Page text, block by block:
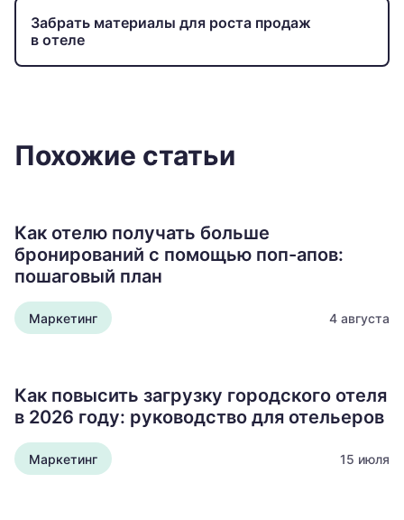
Забрать материалы для роста продаж
в отеле
Похожие статьи
Как отелю получать больше
бронирований с помощью поп-апов:
пошаговый план
Маркетинг 4 августа
Как повысить загрузку городского отеля
в 2026 году: руководство для отельеров
Маркетинг 15 июля